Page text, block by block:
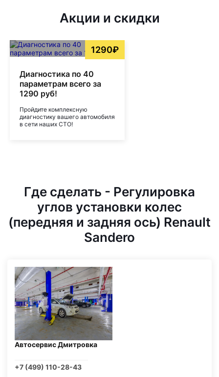
Акции и скидки
1290₽
Диагностика по 40
параметрам всего за
1290 руб!
Пройдите комплексную
диагностику вашего автомобиля
в сети наших СТО!
Где сделать - Регулировка
углов установки колес
(передняя и задняя ось) Renault
Sandero
Автосервис Дмитровка
+7 (499) 110-28-43